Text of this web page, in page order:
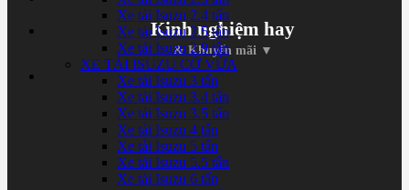
Kinh nghiệm hay
& Khuyến mãi ▼
Xe tải Isuzu 2.4 tấn
Xe tải Isuzu 2.5 tấn
Xe tải Isuzu 2.9 tấn
XE TẢI ISUZU CỠ VỪA
Xe tải Isuzu 3 tấn
Xe tải Isuzu 3.4 tấn
Xe tải Isuzu 3.5 tấn
Xe tải Isuzu 4 tấn
Xe tải Isuzu 5 tấn
Xe tải Isuzu 5.5 tấn
Xe tải Isuzu 6 tấn